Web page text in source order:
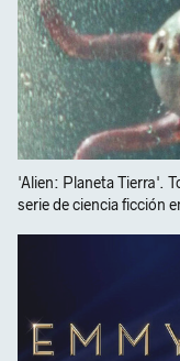
'Alien: Planeta Tierra'.
serie de ciencia ficción